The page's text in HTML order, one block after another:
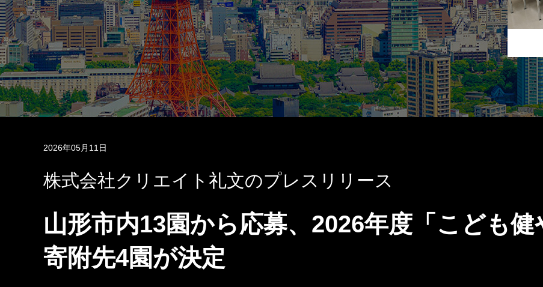
2026年05月11日
株式会社クリエイト礼文のプレスリリース
山形市内13園から応募、2026年度「こども健
寄附先4園が決定